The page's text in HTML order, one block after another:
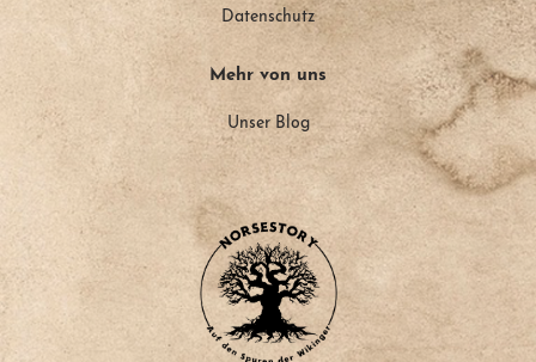
Datenschutz
Mehr von uns
Unser Blog